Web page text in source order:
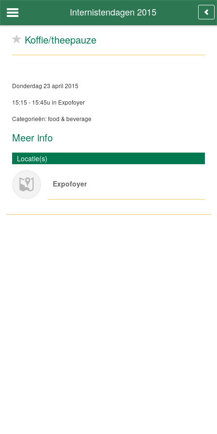
Internistendagen 2015
Koffie/theepauze
Donderdag 23 april 2015
15:15 - 15:45u in Expofoyer
Categorieën: food & beverage
Meer info
Locatie(s)
Expofoyer